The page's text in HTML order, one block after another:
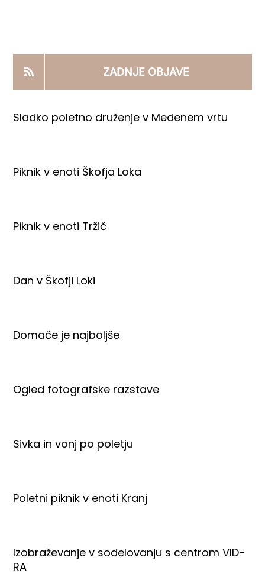
PRODAJNI IZDELKI
AKTUALNO
ZADNJE OBJAVE
Sladko poletno druženje v Medenem vrtu
Piknik v enoti Škofja Loka
Piknik v enoti Tržič
Dan v Škofji Loki
Domače je najboljše
Ogled fotografske razstave
Sivka in vonj po poletju
Poletni piknik v enoti Kranj
Izobraževanje v sodelovanju s centrom VID-
RA